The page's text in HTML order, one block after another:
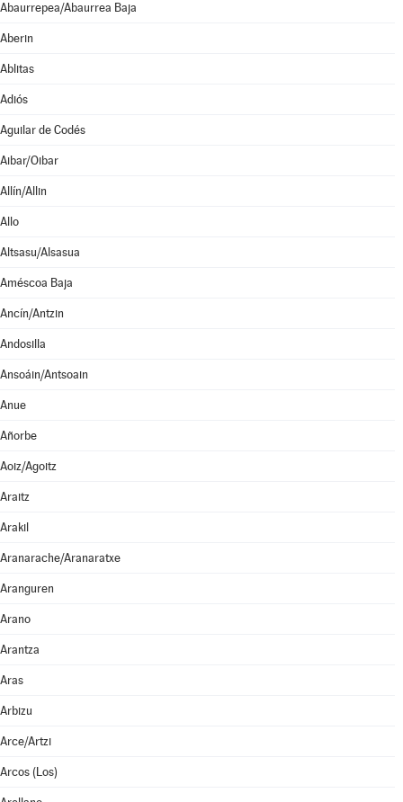
Abaurrepea/Abaurrea Baja
Aberin
Ablitas
Adiós
Aguilar de Codés
Aibar/Oibar
Allín/Allin
Allo
Altsasu/Alsasua
Améscoa Baja
Ancín/Antzin
Andosilla
Ansoáin/Antsoain
Anue
Añorbe
Aoiz/Agoitz
Araitz
Arakil
Aranarache/Aranaratxe
Aranguren
Arano
Arantza
Aras
Arbizu
Arce/Artzi
Arcos (Los)